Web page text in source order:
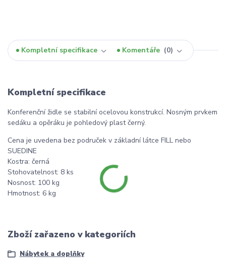
Kompletní specifikace Komentáře 0
Kompletní specifikace
Konferenční židle se stabilní ocelovou konstrukcí. Nosným prvkem
sedáku a opěráku je pohledový plast černý.
Cena je uvedena bez područek v základní látce FILL nebo
SUEDINE
Kostra: černá
Stohovatelnost: 8 ks
Nosnost: 100 kg
Hmotnost: 6 kg
Zboží zařazeno v kategoriích
Nábytek a doplňky